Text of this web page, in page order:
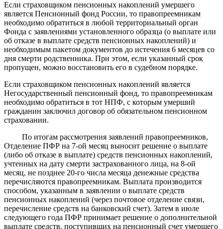
Если страховщиком пенсионных накоплений умершего
является Пенсионный фонд России, то правопреемникам
необходимо обратиться в любой территориальный орган
Фонда с заявлениями установленного образца (о выплате или
об отказе в выплате средств пенсионных накоплений) и
необходимым пакетом документов до истечения 6 месяцев со
дня смерти родственника. При этом, если указанный срок
пропущен, можно восстановить его в судебном порядке.
Если страховщиком пенсионных накоплений является
Негосударственный пенсионный фонд, то правопреемникам
необходимо обратиться в тот НПФ, с которым умерший
гражданин заключил договор об обязательном пенсионном
страховании.
По итогам рассмотрения заявлений правопреемников,
Отделение ПФР на 7-ой месяц выносит решение о выплате
(либо об отказе в выплате) средств пенсионных накоплений,
учтенных на дату смерти застрахованного лица, на 8-ой
месяц, не позднее 20-го числа месяца денежные средства
перечисляются правопреемникам. Выплата производится
способом, указанным в заявлении о выплате средств
пенсионных накоплений (через почтовое отделение связи,
перечисление средств на банковский счет). Затем в июле
следующего года ПФР принимает решение о дополнительной
выплате средств, поступивших на пенсионный счет умершего